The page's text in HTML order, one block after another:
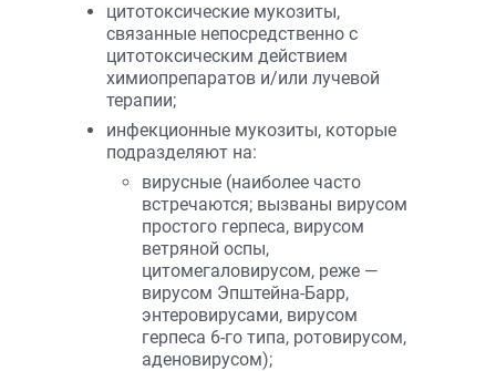
цитотоксические мукозиты,
связанные непосредственно с
цитотоксическим действием
химиопрепаратов и/или лучевой
терапии;
инфекционные мукозиты, которые
подразделяют на:
вирусные (наиболее часто
встречаются; вызваны вирусом
простого герпеса, вирусом
ветряной оспы,
цитомегаловирусом, реже —
вирусом Эпштейна-Барр,
энтеровирусами, вирусом
герпеса 6-го типа, ротовирусом,
аденовирусом);